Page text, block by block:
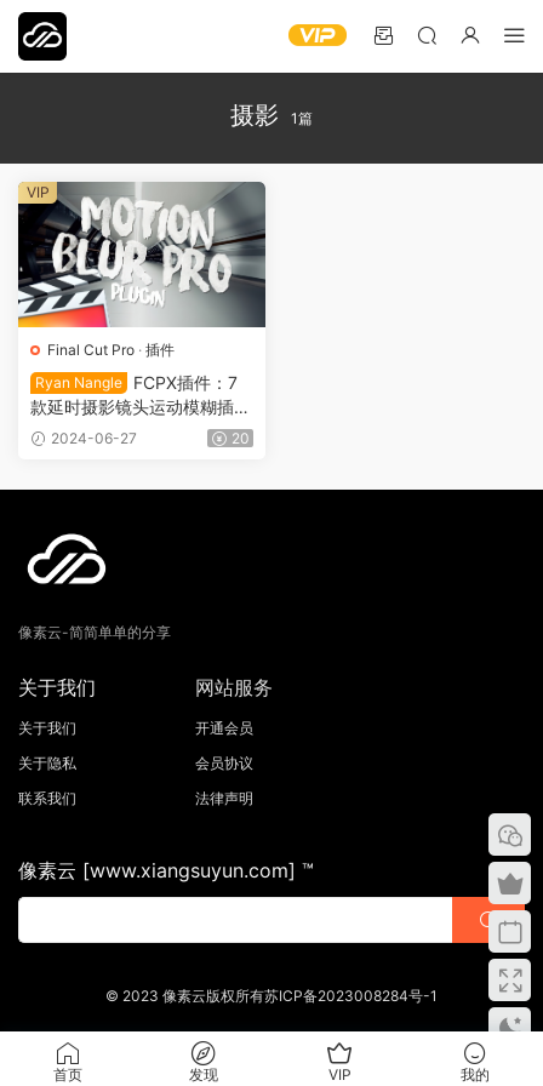
摄影 1篇
Final Cut Pro · 插件
Ryan Nangle
FCPX插件：7
款延时摄影镜头运动模糊插件
Motion Blur 支持M1 M2 M3
2024-06-27 20
VIP
像素云-简简单单的分享
关于我们
关于我们
关于隐私
联系我们
网站服务
开通会员
会员协议
法律声明
像素云 [www.xiangsuyun.com] ™
© 2023 像素云版权所有苏ICP备2023008284号-1
首页 发现 VIP 我的